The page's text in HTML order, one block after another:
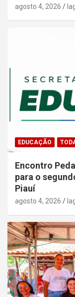
agosto 4, 2026
EDUCAÇÃO
Encontro
para o
Piauí
agosto 4, 2026